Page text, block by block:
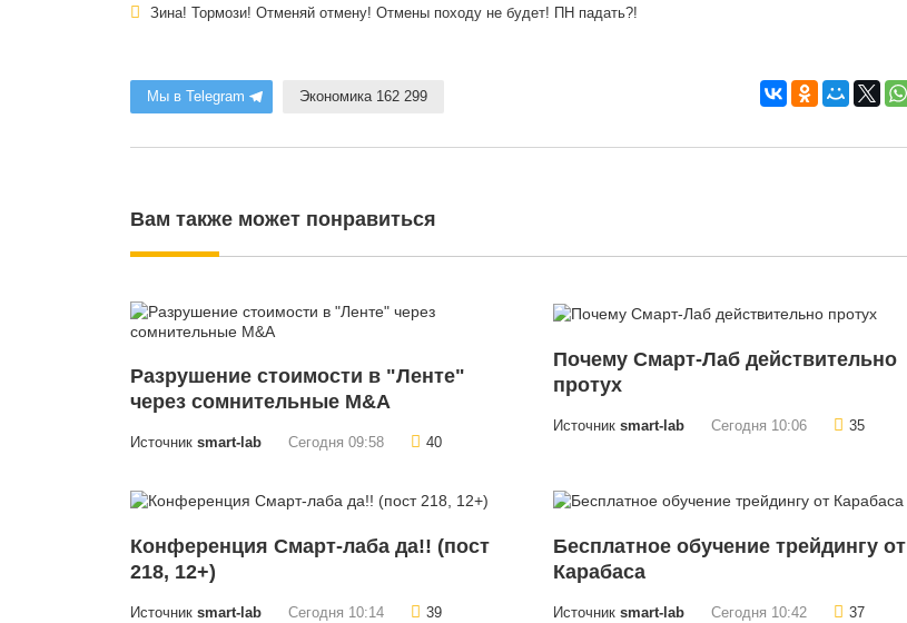
Зина! Тормози! Отменяй отмену! Отмены походу не будет! ПН падать?!
Мы в Telegram Экономика 162 299
Вам также может понравиться
Разрушение стоимости в "Ленте"
через сомнительные M&A
Источник smart-lab Сегодня 09:58 40
Почему Смарт-Лаб действительно
протух
Источник smart-lab Сегодня 10:06 35
Конференция Смарт-лаба да!! (пост
218, 12+)
Источник smart-lab Сегодня 10:14 39
Бесплатное обучение трейдингу от
Карабаса
Источник smart-lab Сегодня 10:42 37